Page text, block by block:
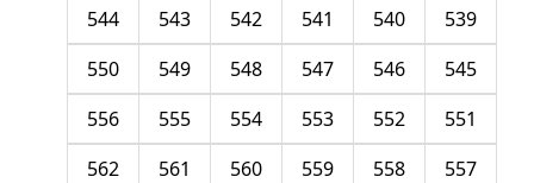
539
540
541
542
543
544
545
546
547
548
549
550
551
552
553
554
555
556
557
558
559
560
561
562